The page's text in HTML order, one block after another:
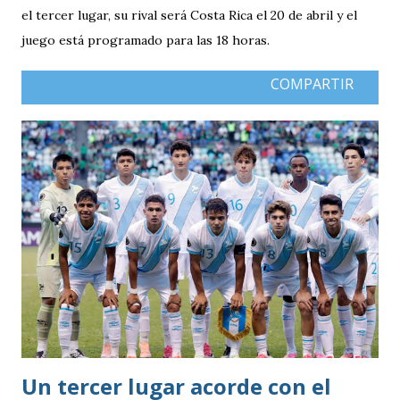
el tercer lugar, su rival será Costa Rica el 20 de abril y el
juego está programado para las 18 horas.
COMPARTIR
Un tercer lugar acorde con el